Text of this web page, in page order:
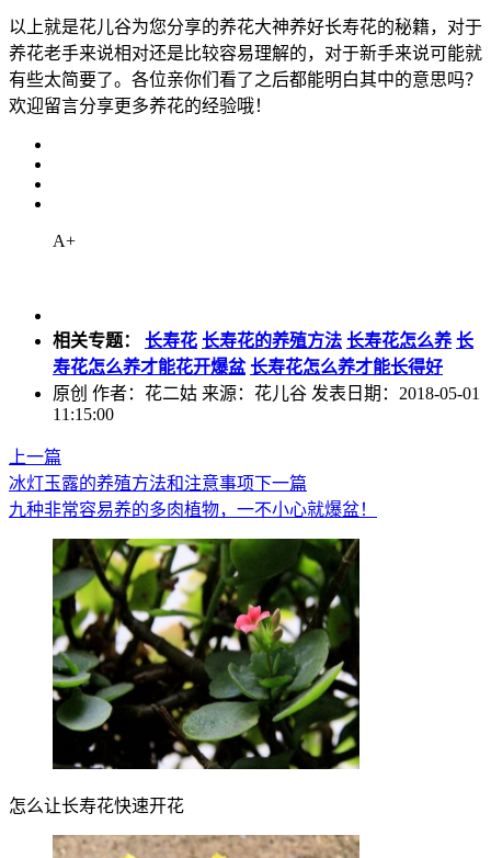
以上就是花儿谷为您分享的养花大神养好长寿花的秘籍，对于
养花老手来说相对还是比较容易理解的，对于新手来说可能就
有些太简要了。各位亲你们看了之后都能明白其中的意思吗？
欢迎留言分享更多养花的经验哦！
A+
相关专题： 长寿花 长寿花的养殖方法 长寿花怎么养 长
寿花怎么养才能花开爆盆 长寿花怎么养才能长得好
原创 作者：花二姑 来源：花儿谷 发表日期：2018-05-01
11:15:00
上一篇
冰灯玉露的养殖方法和注意事项下一篇
九种非常容易养的多肉植物，一不小心就爆盆！
怎么让长寿花快速开花